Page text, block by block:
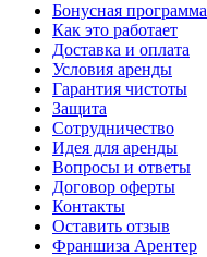
Бонусная программа
Как это работает
Доставка и оплата
Условия аренды
Гарантия чистоты
Защита
Сотрудничество
Идея для аренды
Вопросы и ответы
Договор оферты
Контакты
Оставить отзыв
Франшиза Арентер